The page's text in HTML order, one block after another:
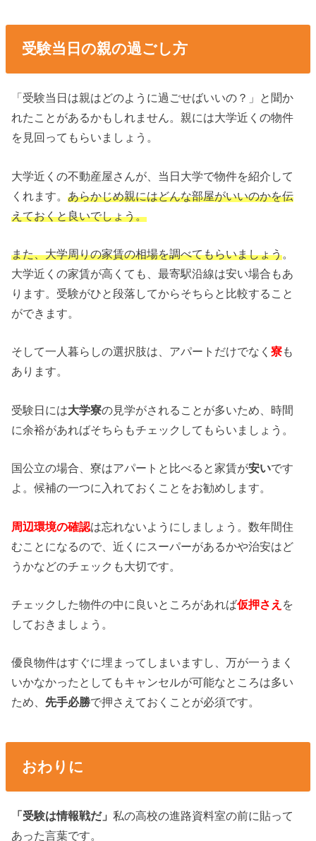
受験当日の親の過ごし方
「受験当日は親はどのように過ごせばいいの？」と聞か
れたことがあるかもしれません。親には大学近くの物件
を見回ってもらいましょう。
大学近くの不動産屋さんが、当日大学で物件を紹介して
くれます。あらかじめ親にはどんな部屋がいいのかを伝
えておくと良いでしょう。
また、大学周りの家賃の相場を調べてもらいましょう。
大学近くの家賃が高くても、最寄駅沿線は安い場合もあ
ります。受験がひと段落してからそちらと比較すること
ができます。
そして一人暮らしの選択肢は、アパートだけでなく寮も
あります。
受験日には大学寮の見学がされることが多いため、時間
に余裕があればそちらもチェックしてもらいましょう。
国公立の場合、寮はアパートと比べると家賃が安いです
よ。候補の一つに入れておくことをお勧めします。
周辺環境の確認は忘れないようにしましょう。数年間住
むことになるので、近くにスーパーがあるかや治安はど
うかなどのチェックも大切です。
チェックした物件の中に良いところがあれば仮押さえ を
しておきましょう。
優良物件はすぐに埋まってしまいますし、万が一うまく
いかなかったとしてもキャンセルが可能なところは多い
ため、 先手必勝で押さえておくことが必須です。
おわりに
「受験は情報戦だ」私の高校の進路資料室の前に貼って
あった言葉です。